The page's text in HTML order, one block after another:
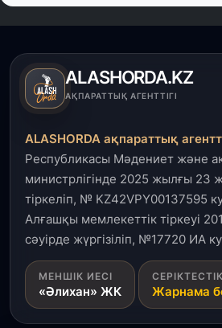
ALASHORDA.KZ
АҚПАРАТТЫҚ АГЕНТТІГІ
ALASHORDA ақпараттық
Республикасы Мәдениет және
министрлігінде 2025 жылғы 23
тіркеліп, № KZ42VPY00137595
Алғашқы мемлекеттік тіркеуі
сәуірде жүргізіліп, №17720 ИА
МЕНШІК ИЕСІ
«Әлихан» ЖК Жарнама